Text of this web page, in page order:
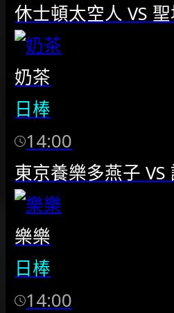
休士頓太空人 VS
奶茶
日棒
14:00
東京養樂多燕子 VS
樂樂
日棒
14:00